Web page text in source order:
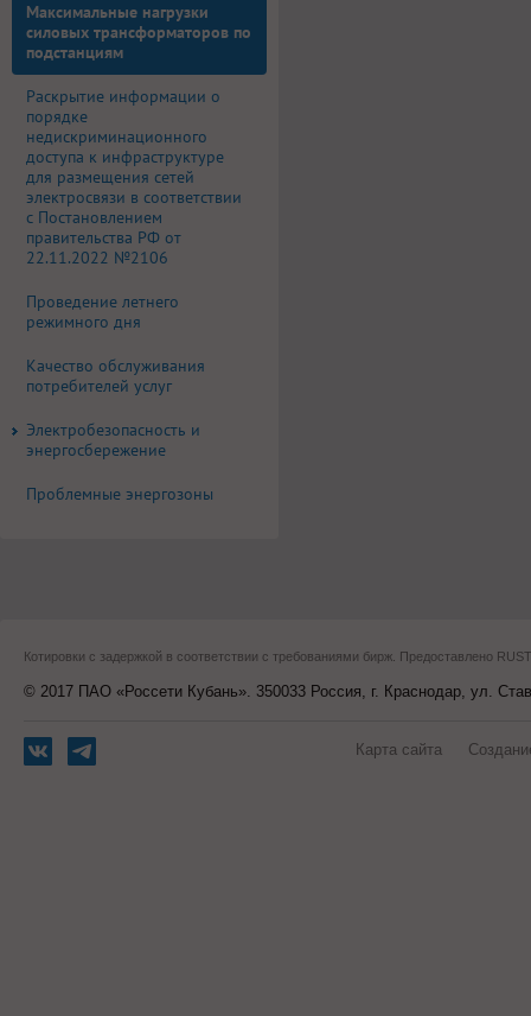
Максимальные нагрузки
силовых трансформаторов по
подстанциям
Раскрытие информации о
порядке
недискриминационного
доступа к инфраструктуре
для размещения сетей
электросвязи в соответствии
с Постановлением
правительства РФ от
22.11.2022 №2106
Проведение летнего
режимного дня
Качество обслуживания
потребителей услуг
Электробезопасность и
энергосбережение
Проблемные энергозоны
Котировки с задержкой в соответствии с требованиями бирж. Предоставлено
© 2017 ПАО «Россети Кубань». 350033 Россия, г. Краснодар, ул.
Карта сайта